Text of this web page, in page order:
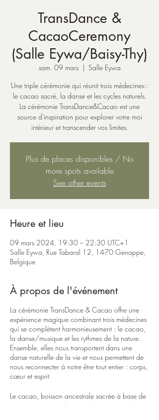
TransDance &
CacaoCeremony
(Salle Eywa/Baisy-Thy)
sam. 09 mars
  |
Salle Eywa
Une triple cérémonie qui réunit trois médecines::
le cacao sacré, la danse et les cycles naturels.
La cérémonie TransDance&Cacao est une
source d'inspiration pour explorer votre moi
intérieur et transcender vos limites.
Plus de places disponibles / No
more spots available
See other events
Heure et lieu
09 mars 2024, 19:30 – 22:30 UTC+1
Salle Eywa, Rue Tabaral 12, 1470 Genappe,
Belgique
À propos de l'événement
La cérémonie TransDance & Cacao offre une
expérience magique combinant trois médecines
qui se complètent harmonieusement : le cacao,
la danse/musique et les rythmes de la nature.
Ensemble, elles nous transportent dans une
danse naturelle de la vie et nous permettent de
nous reconnecter à notre être tout entier : corps,
cœur et esprit.
Le cacao, boisson ancestrale sacrée à base de
cacao pur et cru, d'eau et d'épices, ouvre les